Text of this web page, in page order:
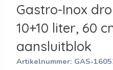
Gastro-Inox
10+10 liter, 60
aansluitblok
Artikelnummer: GAS-